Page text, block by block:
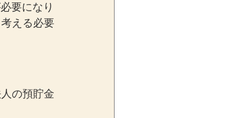
要になり
える必要
の預貯金